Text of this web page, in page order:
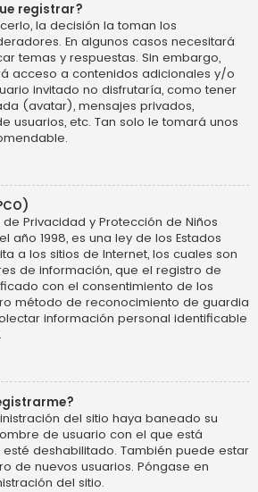
registrar?
la decisión la toman los
En algunos casos necesitará
temas y respuestas. Sin embargo,
acceso a contenidos adicionales y/o
invitado no disfrutaría, como tener
(avatar), mensajes privados,
usuarios, etc. Tan solo le tomará unos
de Privacidad y Protección de Niños
año 1998, es una ley de los Estados
a los sitios de Internet, los cuales son
de información, que el registro de
con el consentimiento de los
método de reconocimiento de guardia
información personal identificable
del sitio haya baneado su
de usuario con el que está
deshabilitado. También puede estar
de nuevos usuarios. Póngase en
del sitio.